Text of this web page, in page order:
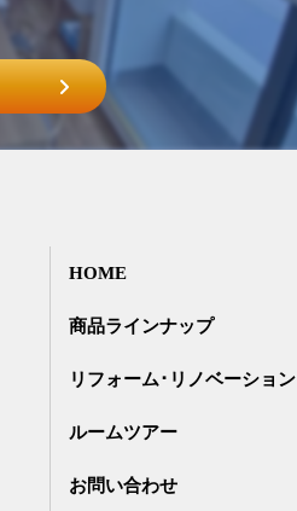
HOME
商品ラインナップ
リフォーム･リノベーション
ルームツアー
お問い合わせ